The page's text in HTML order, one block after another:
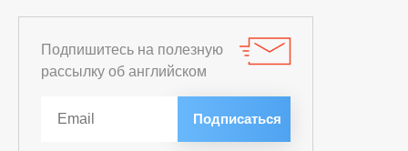
Подпишитесь на полезную
рассылку об английском